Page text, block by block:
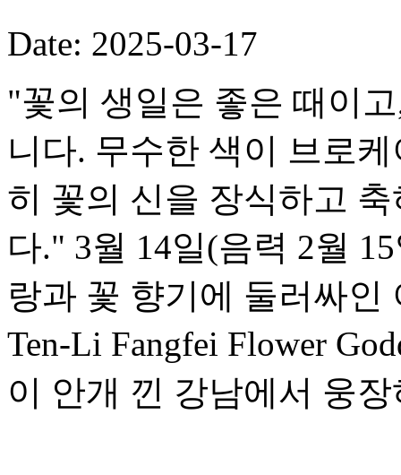
Date: 2025-03-17
"꽃의 생일은 좋은 때이
니다. 무수한 색이 브로
히 꽃의 신을 장식하고
다." 3월 14일(음력 2월
랑과 꽃 향기에 둘러싸
Ten-Li Fangfei Flower
이 안개 낀 강남에서 웅